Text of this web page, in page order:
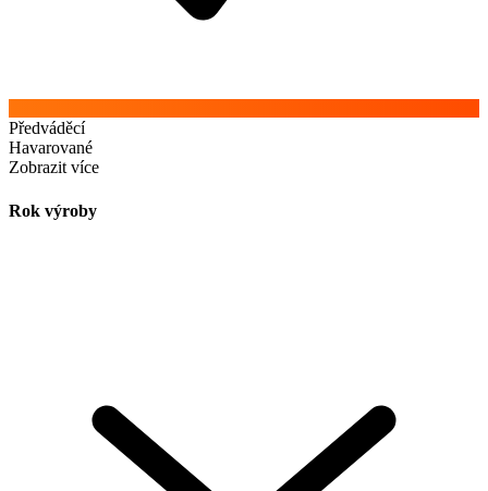
Předváděcí
Havarované
Zobrazit více
Rok výroby